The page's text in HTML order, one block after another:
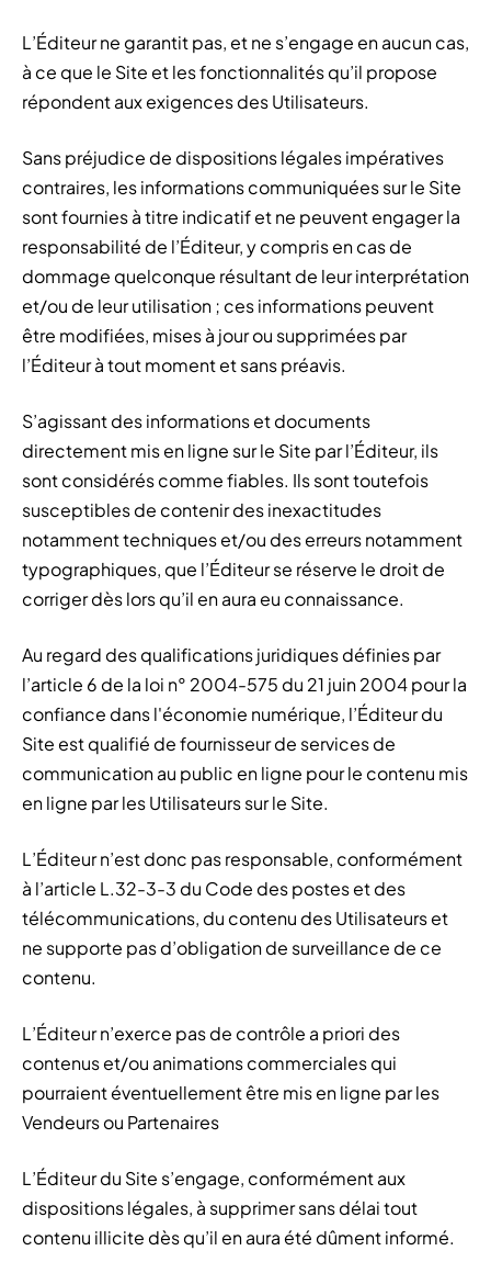
L’Éditeur ne garantit pas, et ne s’engage en aucun cas,
à ce que le Site et les fonctionnalités qu’il propose
répondent aux exigences des Utilisateurs.
Sans préjudice de dispositions légales impératives
contraires, les informations communiquées sur le Site
sont fournies à titre indicatif et ne peuvent engager la
responsabilité de l’Éditeur, y compris en cas de
dommage quelconque résultant de leur interprétation
et/ou de leur utilisation ; ces informations peuvent
être modifiées, mises à jour ou supprimées par
l’Éditeur à tout moment et sans préavis.
S’agissant des informations et documents
directement mis en ligne sur le Site par l’Éditeur, ils
sont considérés comme fiables. Ils sont toutefois
susceptibles de contenir des inexactitudes
notamment techniques et/ou des erreurs notamment
typographiques, que l’Éditeur se réserve le droit de
corriger dès lors qu’il en aura eu connaissance.
Au regard des qualifications juridiques définies par
l’article 6 de la loi n° 2004-575 du 21 juin 2004 pour la
confiance dans l'économie numérique, l’Éditeur du
Site est qualifié de fournisseur de services de
communication au public en ligne pour le contenu mis
en ligne par les Utilisateurs sur le Site.
L’Éditeur n’est donc pas responsable, conformément
à l’article L.32-3-3 du Code des postes et des
télécommunications, du contenu des Utilisateurs et
ne supporte pas d’obligation de surveillance de ce
contenu.
L’Éditeur n’exerce pas de contrôle a priori des
contenus et/ou animations commerciales qui
pourraient éventuellement être mis en ligne par les
Vendeurs ou Partenaires
L’Éditeur du Site s’engage, conformément aux
dispositions légales, à supprimer sans délai tout
contenu illicite dès qu’il en aura été dûment informé.